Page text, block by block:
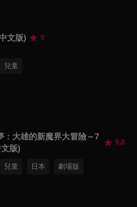
文版)
9
兒童
：大雄的新魔界大冒險～7
版)
9.8
兒童 日本 劇場版